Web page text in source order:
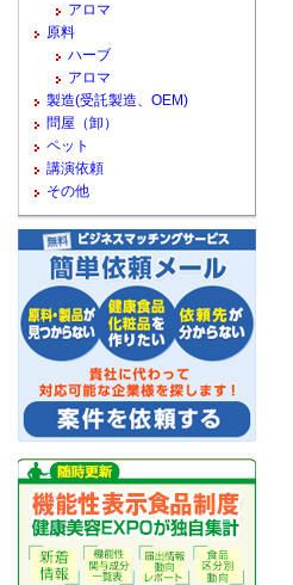
アロマ
原料
ハーブ
アロマ
製造(受託製造、OEM)
問屋（卸）
ペット
講演依頼
その他